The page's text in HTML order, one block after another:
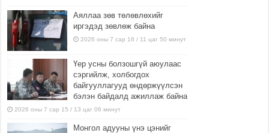
Аяллаа зөв төлөвлөхийг
иргэдэд зөвлөж байна
2026 оны 7 сар 16 / 11 цаг 50 минут
Үер усны болзошгүй аюулаас
сэргийлж, холбогдох
байгууллагууд өндөржүүлсэн
бэлэн байдалд ажиллаж байна
2026 оны 7 сар 15 / 13 цаг 06 минут
Монгол адууны үнэ цэнийг